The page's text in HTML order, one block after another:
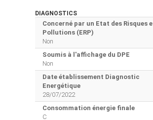
DIAGNOSTICS
Concerné par un Etat des Risques
Pollutions (ERP)
Non
Soumis à l'affichage du DPE
Non
Date établissement Diagnostic
Energétique
28/07/2022
Consommation énergie finale
C